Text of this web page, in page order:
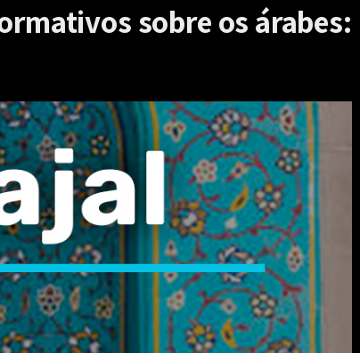
sobre os árabes: